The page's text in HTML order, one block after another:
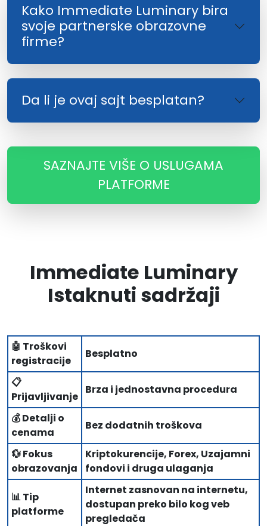
Kako Immediate Luminary bira
svoje partnerske obrazovne
firme?
Da li je ovaj sajt besplatan?
SAZNAJTE VIŠE O USLUGAMA
PLATFORME
Immediate Luminary
Istaknuti sadržaji
🤖 Troškovi
registracije
Besplatno
📋
Prijavljivanje
Brza i jednostavna procedura
💰 Detalji o
cenama
Bez dodatnih troškova
💱 Fokus
obrazovanja
Kriptokurencije, Forex, Uzajamni
fondovi i druga ulaganja
📊 Tip
platforme
Internet zasnovan na internetu,
dostupan preko bilo kog veb
pregledača